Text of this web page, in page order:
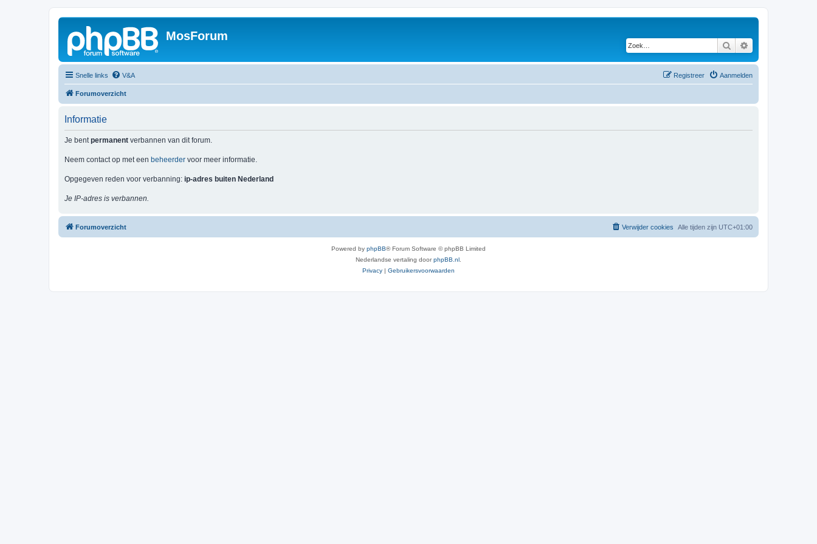
MosForum
Zoek
Snelle links V&A Aanmelden
Registreer
Forumoverzicht
Informatie
Je bentpermanent verbannen van dit forum.
Neem contact op met een beheerder voor meer informatie.
Opgegeven reden voor verbanning: ip-adres buiten Nederland
Je IP-adres is verbannen.
Forumoverzicht Alle tijden zijn UTC+01:00
Verwijder cookies
Powered by phpBB® Forum Software © phpBB Limited
Nederlandse vertaling doorphpBB.nl
Privacy | Gebruikersvoorwaarden